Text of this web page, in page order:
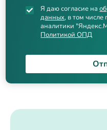
Я даю согласие на
данных, в том
аналитики
Политикой ОПД